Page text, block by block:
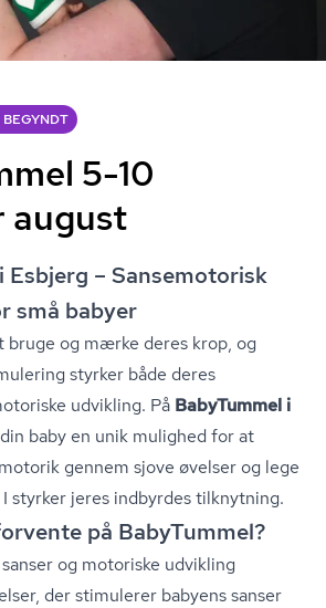
BEGYNDT
5-10
august
Esbjerg – Sansemotorisk
små babyer
bruge og mærke deres krop, og
styrker både deres
udvikling. På BabyTummel i
baby en unik mulighed for at
gennem sjove øvelser og lege
styrker jeres indbyrdes tilknytning.
på BabyTummel?
og motoriske udvikling
der stimulerer babyens sanser